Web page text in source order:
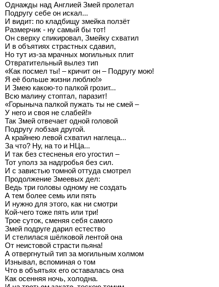
Однажды над Англией Змей пролетал
Подругу себе он искал...
И видит: по кладбищу змейка ползёт
Размерчик - ну самый бы тот!
Он сверху спикировал, Змейку схватил
И в объятиях страстных сдавил,
Но тут из-за мрачных могильных плит
Отвратительный вылез тип
«Как посмел ты! – кричит он – Подругу мою!
Я её больше жизни люблю!»
И Змею какою-то палкой грозит...
Всю малину стоптал, паразит!
«Горыныча палкой пужать ты не смей –
У него и своя не слабей!»
Так Змей отвечает одной головой
Подругу лобзая другой.
А крайнею левой схватил наглеца...
За что? Ну, на то и НЦа...
И так без стесненья его угостил –
Тот уполз за надгробья без сил.
И с завистью томной оттуда смотрел
Продолжение Змеевых дел:
Ведь три головы одному не создать
А тем более семь или пять
И нужно для этого, как ни смотри
Кой-чего тоже пять или три!
Трое суток, сменяя себя самого
Змей подруге дарил естество
И стелилася шёлковой лентой она
От неистовой страсти пьяна!
А отвергнутый тип за могильным холмом
Изнывал, вспоминая о том
Что в объятьях его оставалась она
Как осенняя ночь, холодна.